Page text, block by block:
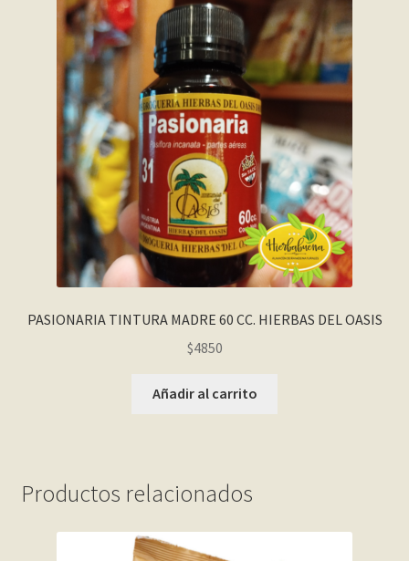
Wishlist
Wishlist
PASIONARIA TINTURA MADRE 60 CC. HIERBAS DEL OASIS
$4850
Añadir al carrito
Productos relacionados